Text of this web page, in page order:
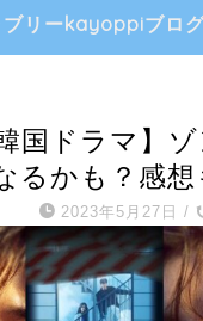
ブリーkayoppiブロ
国ドラマ】
るかも？感想
2023年5月27日 /